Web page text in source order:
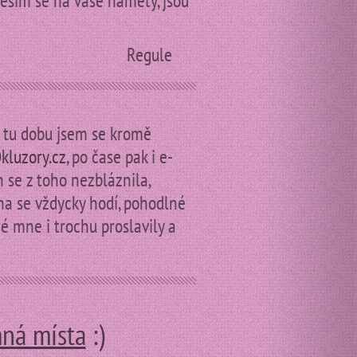
Regule
dobu jsem se kromě
, po čase pak i e-
se z toho nezbláznila,
se vždycky hodí, pohodlné
mne i trochu proslavily a
místa:)